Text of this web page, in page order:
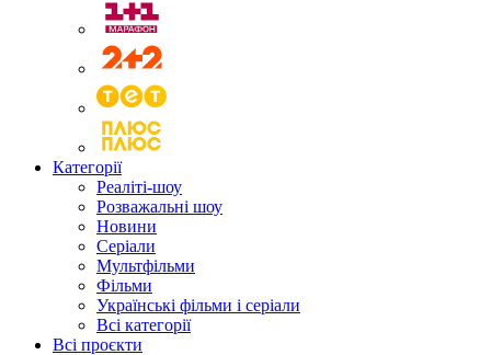
Категорії
Реаліті-шоу
Розважальні шоу
Новини
Серіали
Мультфільми
Фільми
Українські фільми і серіали
Всі категорії
Всі проєкти